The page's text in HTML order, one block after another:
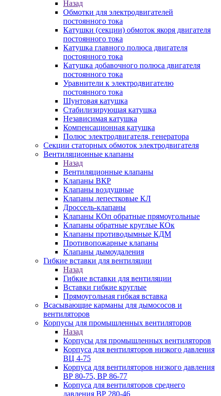
Назад
Обмотки для электродвигателей
постоянного тока
Катушки (секции) обмоток якоря двигателя
постоянного тока
Катушка главного полюса двигателя
постоянного тока
Катушка добавочного полюса двигателя
постоянного тока
Уравнители к электродвигателю
постоянного тока
Шунтовая катушка
Стабилизирующая катушка
Независимая катушка
Компенсационная катушка
Полюс электродвигателя, генератора
Секции статорных обмоток электродвигателя
Вентиляционные клапаны
Назад
Вентиляционные клапаны
Клапаны ВКР
Клапаны воздушные
Клапаны лепестковые КЛ
Дроссель-клапаны
Клапаны КОп обратные прямоугольные
Клапаны обратные круглые КОк
Клапаны противодымные КДМ
Противопожарные клапаны
Клапаны дымоудаления
Гибкие вставки для вентиляции
Назад
Гибкие вставки для вентиляции
Вставки гибкие круглые
Прямоугольная гибкая вставка
Всасывающие карманы для дымососов и
вентиляторов
Корпусы для промышленных вентиляторов
Назад
Корпусы для промышленных вентиляторов
Корпуса для вентиляторов низкого давления
ВЦ 4-75
Корпуса для вентиляторов низкого давления
ВР 80-75, ВР 86-77
Корпуса для вентиляторов среднего
давления ВР 280-46